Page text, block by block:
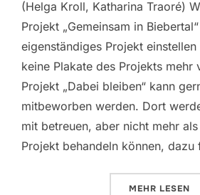
(Helga Kroll, Katharina Traoré)
Projekt „Gemeinsam in
eigenständiges Projekt
keine Plakate des Projekts mehr
Projekt „Dabei bleiben“ kann
mitbeworben werden. Dort
mit betreuen, aber nicht mehr
Projekt behandeln können, dazu
MEHR ÜBER
LESEN